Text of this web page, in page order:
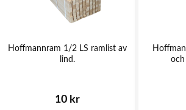
Hoffmannram 1/2 LS ramlist av
lind.
10 kr